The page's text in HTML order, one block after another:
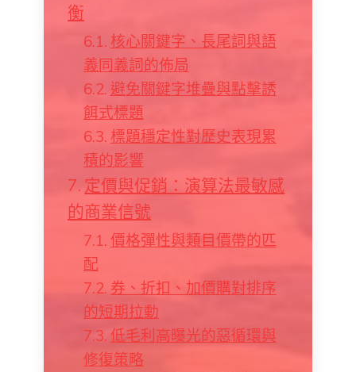
衡
核心關鍵字、長尾詞與語
義同義詞的佈局
避免關鍵字堆疊與點擊誘
餌式標題
標題穩定性對歷史表現累
積的影響
定價與促銷：演算法最敏感
的商業信號
價格彈性與類目價帶的匹
配
券、折扣、加價購對排序
的短期拉動
低毛利高曝光的惡循環與
修復策略